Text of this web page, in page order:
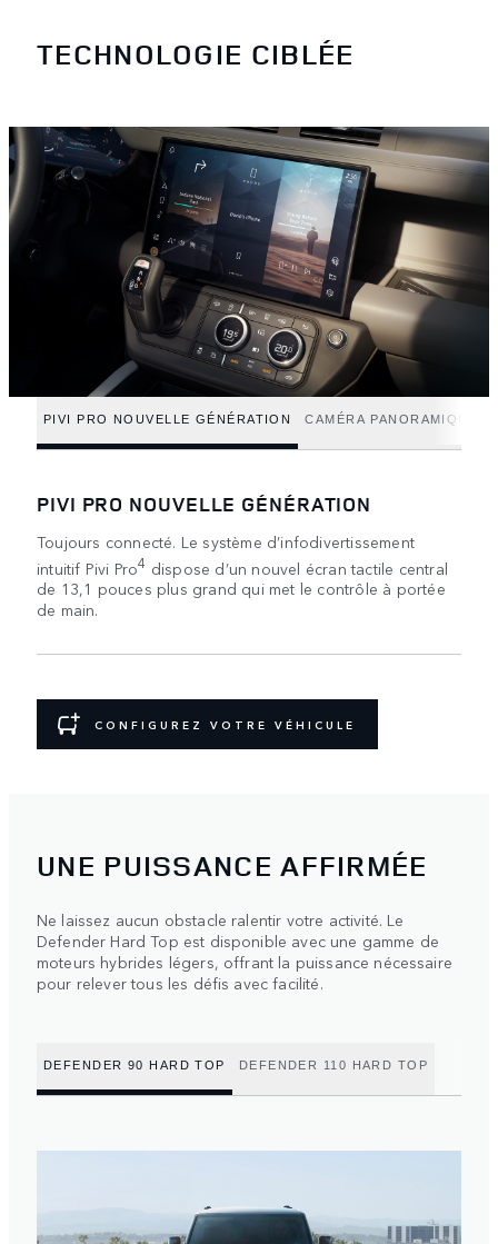
TECHNOLOGIE CIBLÉE
PIVI PRO NOUVELLE GÉNÉRATION CAMÉRA PANORAMIQUE
PIVI PRO NOUVELLE GÉNÉRATION
Toujours connecté. Le système d’infodivertissement
intuitif Pivi Pro4 dispose d’un nouvel écran tactile central
de 13,1 pouces plus grand qui met le contrôle à portée
de main.
CONFIGUREZ VOTRE VÉHICULE
UNE PUISSANCE AFFIRMÉE
Ne laissez aucun obstacle ralentir votre activité. Le
Defender Hard Top est disponible avec une gamme de
moteurs hybrides légers, offrant la puissance nécessaire
pour relever tous les défis avec facilité.
DEFENDER 90 HARD TOP DEFENDER 110 HARD TOP